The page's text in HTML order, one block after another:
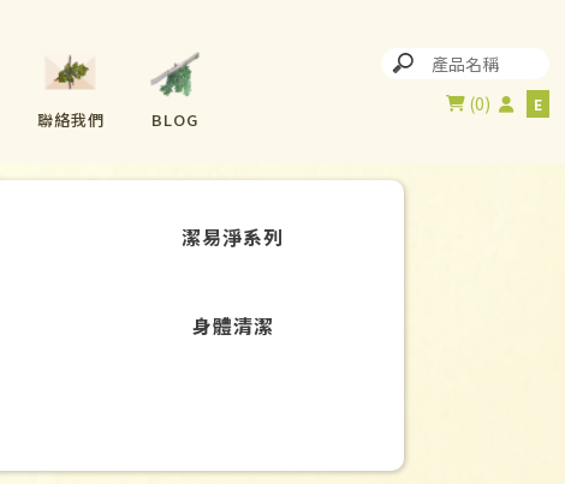
0
聯絡我們 BLOG
潔易淨系列
身體清潔